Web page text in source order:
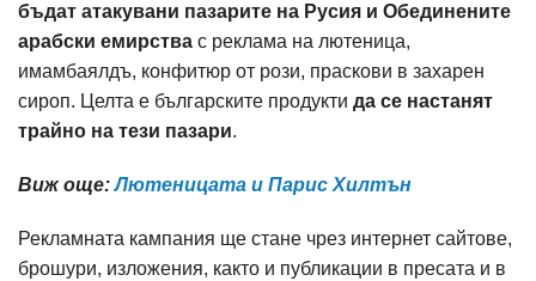
бъдат атакувани пазарите на Русия и Обединените
арабски емирства с реклама на лютеница,
имамбаялдъ, конфитюр от рози, праскови в захарен
сироп. Целта е българските продукти да се настанят
трайно на тези пазари.
Виж още:Лютеницата и Парис Хилтън
Рекламната кампания ще стане чрез интернет сайтове,
брошури, изложения, както и публикации в пресата и в